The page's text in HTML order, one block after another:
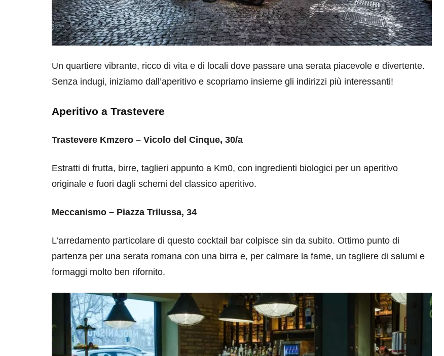
Un quartiere vibrante, ricco di vita e di locali dove passare una serata piacevole e divertente.
Senza indugi, iniziamo dall’aperitivo e scopriamo insieme gli indirizzi più interessanti!
Aperitivo a Trastevere
Trastevere Kmzero – Vicolo del Cinque, 30/a
Estratti di frutta, birre, taglieri appunto a Km0, con ingredienti biologici per un aperitivo
originale e fuori dagli schemi del classico aperitivo.
Meccanismo – Piazza Trilussa, 34
L’arredamento particolare di questo cocktail bar colpisce sin da subito. Ottimo punto di
partenza per una serata romana con una birra e, per calmare la fame, un tagliere di salumi e
formaggi molto ben rifornito.
il Louvre in
destinazioni
Paros e la Grecia di
Giugno 26, 2013
eventi